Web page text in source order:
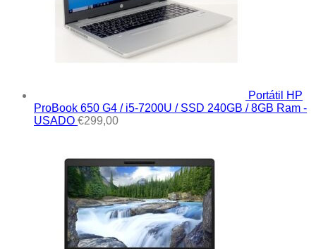
Portátil HP
ProBook 650 G4 / i5-7200U / SSD 240GB / 8GB Ram -
USADO €299,00